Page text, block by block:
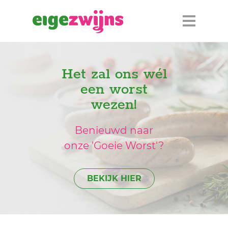
Het zal ons wél
een worst
wezen!
Benieuwd naar
onze 'Goeie Worst'?
BEKIJK HIER